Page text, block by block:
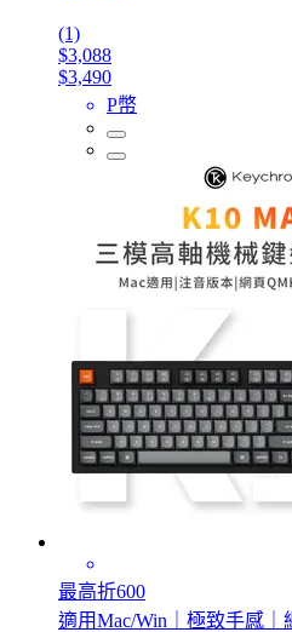
(1)
$3,088
$3,490
P幣
最高折600
適用Mac/Win｜極致手感｜